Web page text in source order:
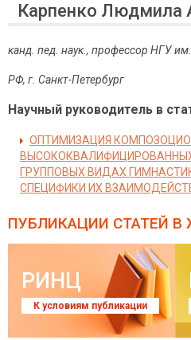
Карпенко Людмила
канд. пед. наук., профессор НГУ
РФ, г. Санкт-Петербург
Научный руководитель в
ОПТИМИЗАЦИЯ
ГРУППОВЫХ ВИДАХ
СПЕЦИФИКИ ИХ
ПУБЛИКАЦИИ СТАТЕЙ В
РИНЦ
К условиям публикации